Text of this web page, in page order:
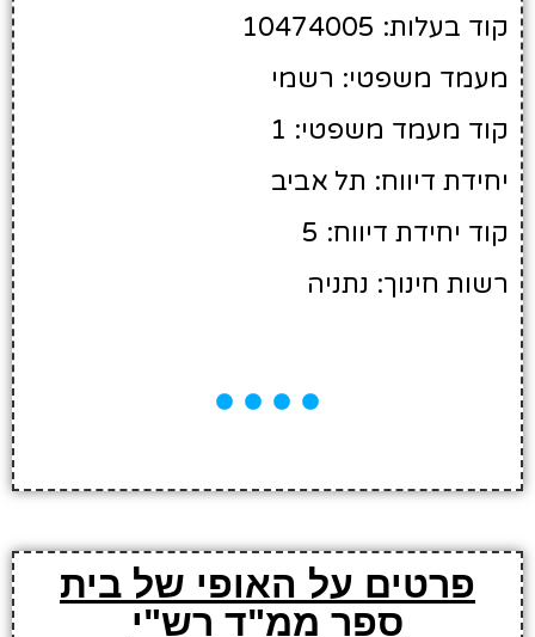
קוד בעלות: 10474005
מעמד משפטי: רשמי
קוד מעמד משפטי: 1
יחידת דיווח: תל אביב
קוד יחידת דיווח: 5
רשות חינוך: נתניה
פרטים על האופי של בית
ספר ממ"ד רש"י